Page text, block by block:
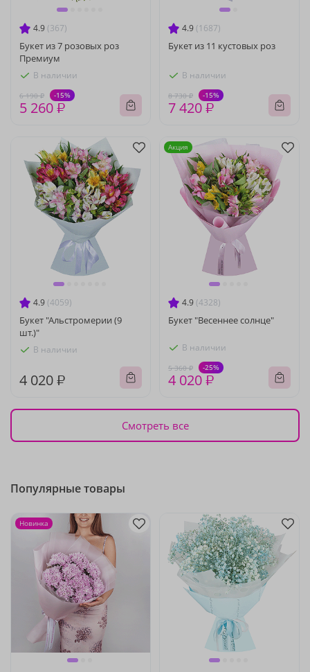
4.9 (367)
Букет из 7 розовых роз
Премиум
В наличии
6 190 ₽ -15%
5 260 ₽
4.9 (1687)
Букет из 11 кустовых роз
В наличии
8 730 ₽ -15%
7 420 ₽
4.9 (4059)
Букет "Альстромерии (9
шт.)"
В наличии
4 020 ₽
4.9 (4328)
Букет "Весеннее солнце"
В наличии
5 360 ₽ -25%
4 020 ₽
Акция
Смотреть все
Популярные товары
Новинка